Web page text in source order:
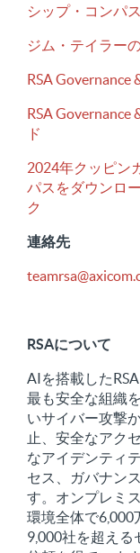
シップ・コンパ
ジム・テイラー
RSA Governance
RSA
ド
2024年クッピン
パスをダウンロ
ク
連絡先
RSAについて
AIを搭載した
最も安全な組織
いサイバー攻撃
止、安全なアク
なアイデンティ
セス、ガバナン
す。オンプレミ
環境全体で6,000
9,000社を超える